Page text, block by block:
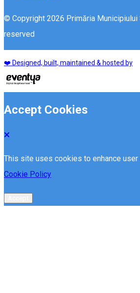
© Copyright 2026 Primăria Municipiului
reserved
❤️ Designed, built, maintained & hosted by
Accept Cookies
This site uses cookies to enhance
Cookie Policy